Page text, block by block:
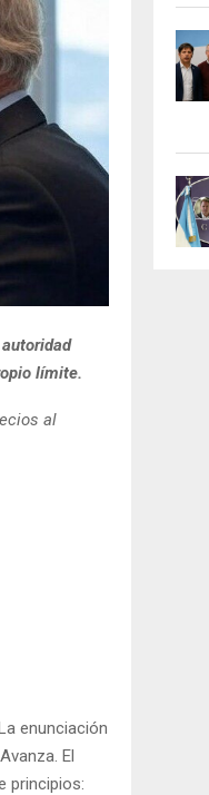
límite.
al
enunciación
El
principios: